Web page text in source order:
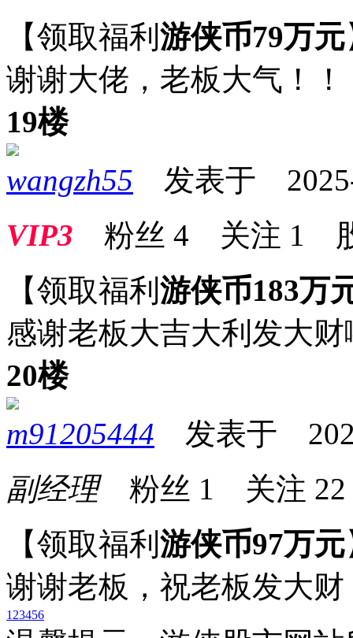
【领取福利 游侠币79万元
谢谢大佬，老板大气！！
19楼
wangzh55 发表于 2025-
VIP3 粉丝 4 关注 1
【领取福利 游侠币183万
感谢老板大吉大利发大财
20楼
m91205444 发表于
副经理粉丝 1 关注 22
【领取福利 游侠币97万元
谢谢老板，祝老板发大财
123456